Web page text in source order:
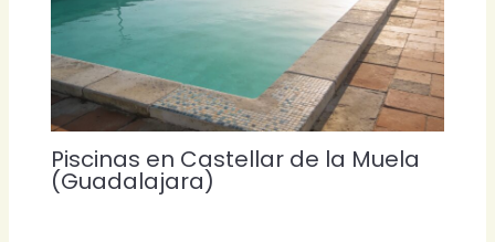
Piscinas en Castellar de la Muela
(Guadalajara)